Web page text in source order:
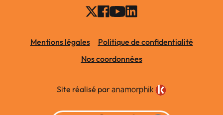
Mentions légales
Politique de confidentialité
Nos coordonnées
Site réalisé par